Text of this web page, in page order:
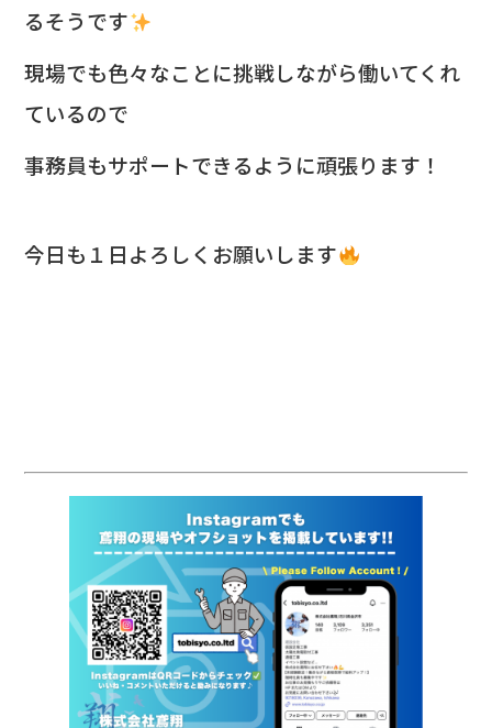
るそうです
現場でも色々なことに挑戦しながら働いてくれ
ているので
事務員もサポートできるように頑張ります！
今日も１日よろしくお願いします